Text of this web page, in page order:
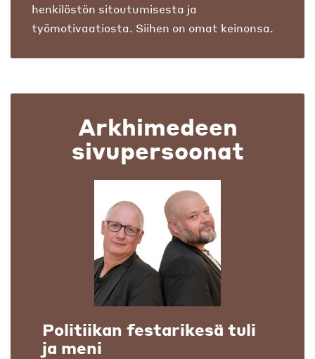
henkilöstön sitoutumisesta ja
työmotivaatiosta. Siihen on omat keinonsa.
Arkhimedeen
sivupersoonat
Politiikan festarikesä tuli
ja meni